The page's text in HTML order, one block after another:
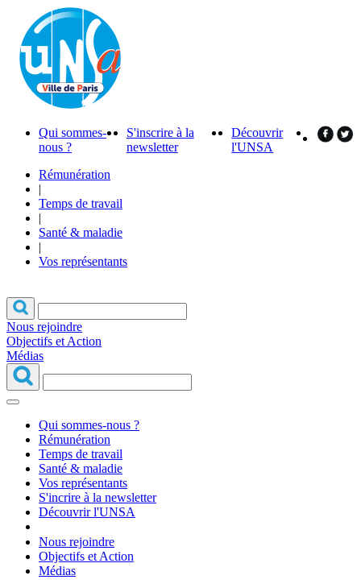
Qui sommes-
nous ?
S'inscrire à la
newsletter
Découvrir
l'UNSA
Rémunération
|
Temps de travail
|
Santé & maladie
|
Vos représentants
Nous rejoindre
Objectifs et Action
Médias
Qui sommes-nous ?
Rémunération
Temps de travail
Santé & maladie
Vos représentants
S'incrire à la newsletter
Découvrir l'UNSA
Nous rejoindre
Objectifs et Action
Médias